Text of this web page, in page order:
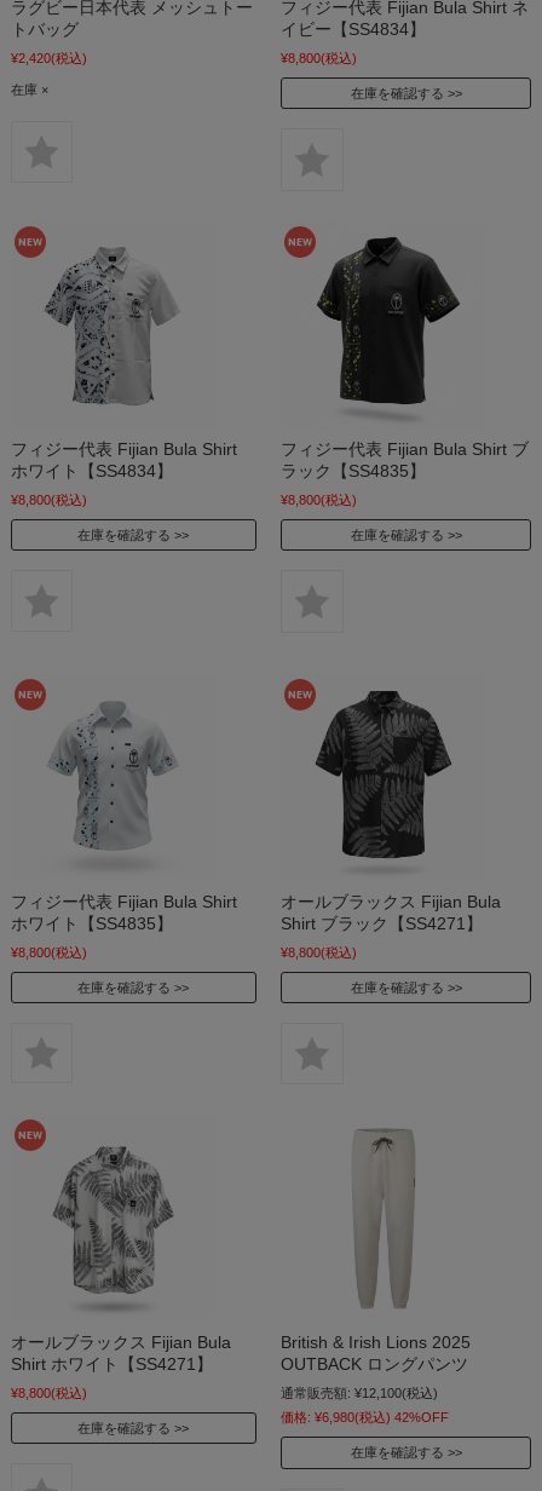
ラグビー日本代表 メッシュトー
トバッグ
¥2,420(税込)
在庫 ×
フィジー代表 Fijian Bula Shirt ネ
イビー【SS4834】
¥8,800(税込)
在庫を確認する
フィジー代表 Fijian Bula Shirt
ホワイト【SS4834】
¥8,800(税込)
在庫を確認する
フィジー代表 Fijian Bula Shirt ブ
ラック【SS4835】
¥8,800(税込)
在庫を確認する
フィジー代表 Fijian Bula Shirt
ホワイト【SS4835】
¥8,800(税込)
在庫を確認する
オールブラックス Fijian Bula
Shirt ブラック【SS4271】
¥8,800(税込)
在庫を確認する
オールブラックス Fijian Bula
Shirt ホワイト【SS4271】
¥8,800(税込)
在庫を確認する
British & Irish Lions 2025
OUTBACK ロングパンツ
通常販売額: ¥12,100(税込)
価格: ¥6,980(税込) 42%OFF
在庫を確認する